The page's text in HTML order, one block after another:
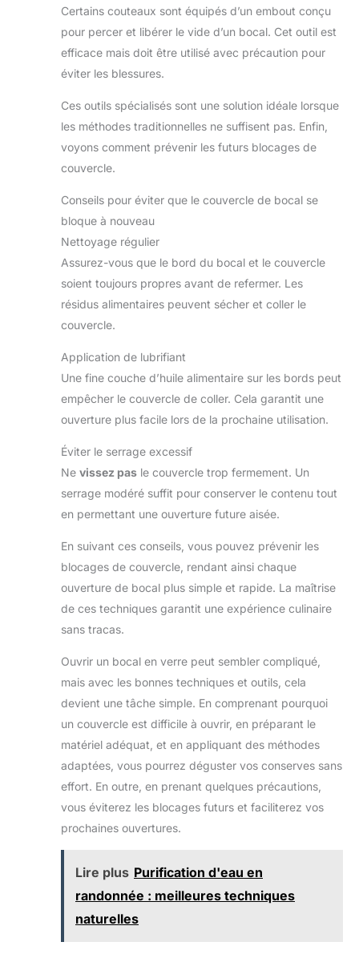
Certains couteaux sont équipés d’un embout conçu
pour percer et libérer le vide d’un bocal. Cet outil est
efficace mais doit être utilisé avec précaution pour
éviter les blessures.
Ces outils spécialisés sont une solution idéale lorsque
les méthodes traditionnelles ne suffisent pas. Enfin,
voyons comment prévenir les futurs blocages de
couvercle.
Conseils pour éviter que le couvercle de bocal se
bloque à nouveau
Nettoyage régulier
Assurez-vous que le bord du bocal et le couvercle
soient toujours propres avant de refermer. Les
résidus alimentaires peuvent sécher et coller le
couvercle.
Application de lubrifiant
Une fine couche d’huile alimentaire sur les bords peut
empêcher le couvercle de coller. Cela garantit une
ouverture plus facile lors de la prochaine utilisation.
Éviter le serrage excessif
Ne vissez pas le couvercle trop fermement. Un
serrage modéré suffit pour conserver le contenu tout
en permettant une ouverture future aisée.
En suivant ces conseils, vous pouvez prévenir les
blocages de couvercle, rendant ainsi chaque
ouverture de bocal plus simple et rapide. La maîtrise
de ces techniques garantit une expérience culinaire
sans tracas.
Ouvrir un bocal en verre peut sembler compliqué,
mais avec les bonnes techniques et outils, cela
devient une tâche simple. En comprenant pourquoi
un couvercle est difficile à ouvrir, en préparant le
matériel adéquat, et en appliquant des méthodes
adaptées, vous pourrez déguster vos conserves sans
effort. En outre, en prenant quelques précautions,
vous éviterez les blocages futurs et faciliterez vos
prochaines ouvertures.
Lire plus Purification d'eau en
randonnée : meilleures techniques
naturelles